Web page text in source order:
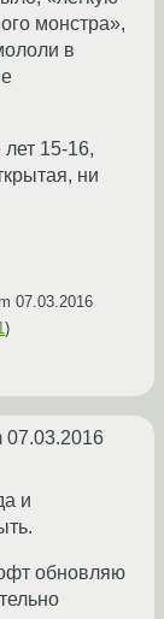
монстра»,
в
лет 15-16,
ни
07.03.2016
)
07.03.2016
и
обновляю